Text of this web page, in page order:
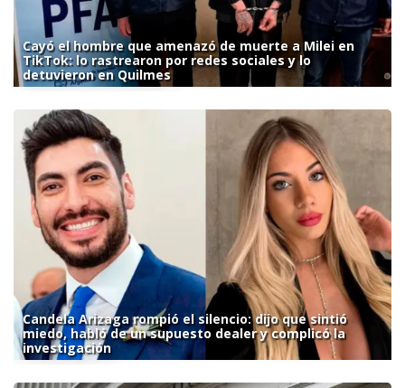
Cayó el hombre que amenazó de muerte a Milei en
TikTok: lo rastrearon por redes sociales y lo
detuvieron en Quilmes
Candela Arizaga rompió el silencio: dijo que sintió
miedo, habló de un supuesto dealer y complicó la
investigación